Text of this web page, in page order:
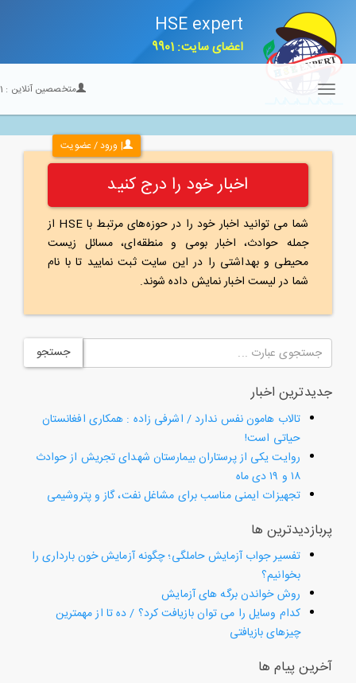
HSE expert
اعضای سایت: 9901
| ورود / عضویت
متخصصین آنلاین :21
Toggle
navigation
اخبار خود را درج کنید
شما می توانید اخبار خود را در حوزه‌های مرتبط با HSE از
جمله حوادث، اخبار بومی و منطقه‌ای، مسائل زیست
محیطی و بهداشتی را در این سایت ثبت نمایید تا با نام
شما در لیست اخبار نمایش داده شوند.
جستجو
جدیدترین اخبار
تالاب هامون نفس ندارد / اشرفی زاده : همکاری افغانستان
حیاتی است!
روایت یکی از پرستاران بیمارستان شهدای تجریش از حوادث
تجهیزات ایمنی مناسب برای مشاغل نفت، گاز و پتروشیمی
پربازدیدترین ها
تفسیر جواب آزمایش حاملگی؛ چگونه آزمایش خون بارداری را
بخوانیم؟
روش خواندن برگه های آزمایش
کدام وسایل را می توان بازیافت کرد؟ / ده تا از مهمترین
چیزهای بازیافتی
آخرین پیام ها